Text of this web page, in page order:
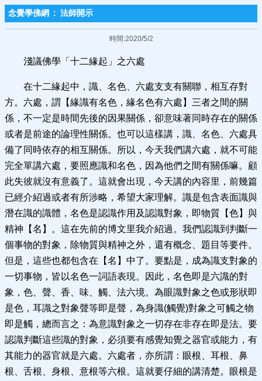
念覺學佛網 : 法師開示
時間:2020/5/2
淺議佛學「十二緣起」之六處
在十二緣起中，識、名色、六處支支有關聯，相互存對
方。六處，謂【緣識有名色，緣名色有六處】三者之間的關
係，不一定是時間先後的因果關係，卻意味著同時存在的關係
或者是前途的論理性關係。也可以這樣講，識、名色、六處具
備了同時依存的相互關係。所以，今天我們講六處，就不可能
完全單講六處，要照應識和名色，因為他們之間有關係嘛。顧
此失彼就沒有意義了。這就會出現，今天講的內容里，前幾篇
已經介紹過或者有所涉略，希望大家理解。識是包含表面識與
潛在識的識體，名色是認識作用及認識對象，即物質【色】與
精神【名】。這在先前的博文里我介紹過。我們認識到判斷一
個事物的對象，除物質與精神之外，還有概念、題目等要件。
但是，這些也都包含在【名】中了。要點是，成為識支對象的
一切事物，皆以名色一詞語表現。因此，名色即是六識的對
象，色、聲、香、味、觸、法六境。為眼識對象之色或形狀即
是色，耳識之對象聲等即是聲，為身識(觸覺)對象之可觸之物
即是觸，總而言之：為意識對象之一切存在非存在即是法。要
認識判斷這些識的對象，必須要有感覺知覺之器官或能力，有
其能力的器官就是六處。六處者，亦所謂：眼根、耳根、鼻
根、舌根、身根、意根等六根。這就要仔細的講清楚。眼根是